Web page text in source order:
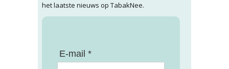
het laatste nieuws op TabakNee.
E-mail *